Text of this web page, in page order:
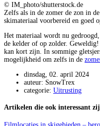
© IM_photo/shutterstock.de
Zelfs als in de zomer de zon in
skimateriaal voorbereid en goed
Het materiaal wordt nu
de kelder of op zolder. Geweldig!
kan kort zijn. In sommige
mogelijkheid om zelfs in de
dinsdag, 02. april 2024
auteur: SnowTrex
categorie: Uitrusting
Artikelen die ook interessant